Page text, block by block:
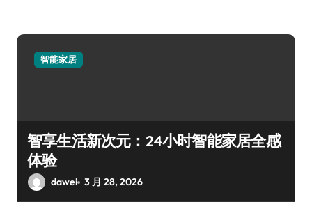
智能家居
智享生活新次元：24小时智能家居全感
体验
dawei 3 月 28, 2026